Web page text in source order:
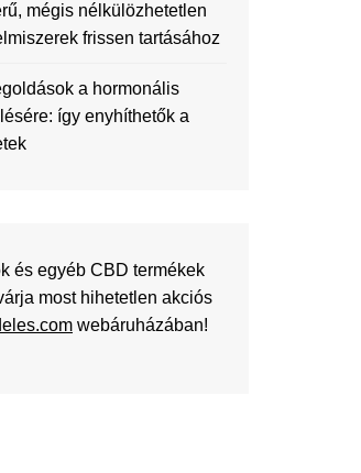
mégis nélkülözhetetlen
frissen tartásához
a hormonális
így enyhíthetők a
és egyéb CBD termékek
most hihetetlen akciós
webáruházában!